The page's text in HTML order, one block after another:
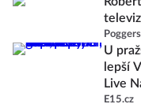
Poggers
U
lepší
Live
E15.cz